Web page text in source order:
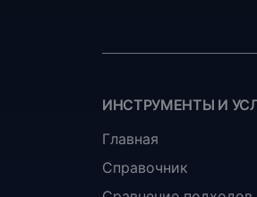
ИНСТРУМЕНТЫ И
Главная
Справочник